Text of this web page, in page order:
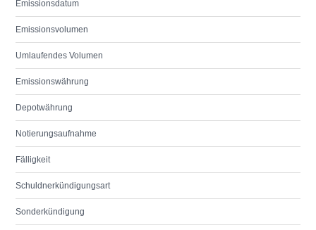
Emissionsdatum
Emissionsvolumen
Umlaufendes Volumen
Emissionswährung
Depotwährung
Notierungsaufnahme
Fälligkeit
Schuldnerkündigungsart
Sonderkündigung